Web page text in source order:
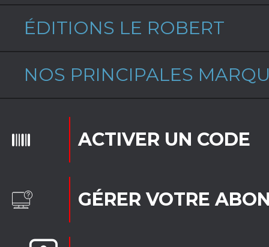
ÉDITIONS LE ROBERT
NOS PRINCIPALES
ACTIVER UN CODE
GÉRER VOTRE